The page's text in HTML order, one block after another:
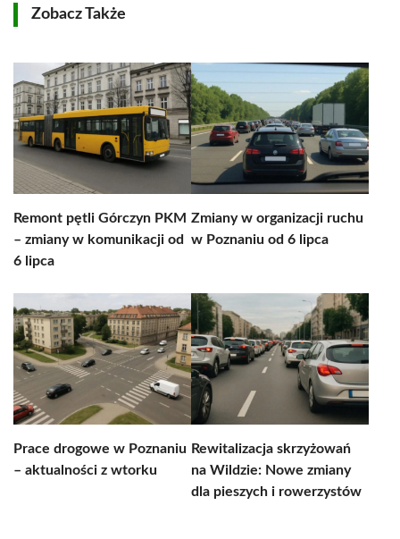
Zobacz Także
Remont pętli Górczyn PKM
– zmiany w komunikacji od
6 lipca
Zmiany w organizacji ruchu
w Poznaniu od 6 lipca
Prace drogowe w Poznaniu
– aktualności z wtorku
Rewitalizacja skrzyżowań
na Wildzie: Nowe zmiany
dla pieszych i rowerzystów